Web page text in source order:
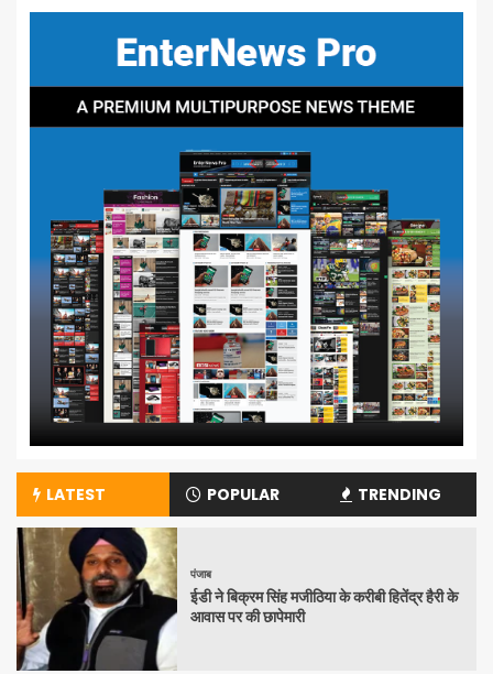
LATEST POPULAR TRENDING
पंजाब
ईडी ने बिक्रम सिंह मजीठिया के करीबी हितेंद्र हैरी के
आवास पर की छापेमारी